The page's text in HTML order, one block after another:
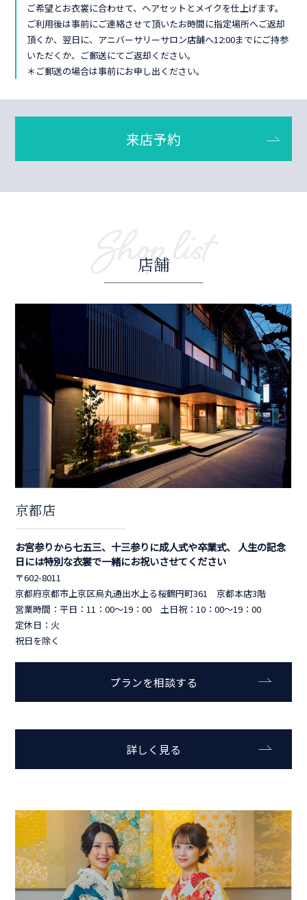
ご希望とお衣裳に合わせて、ヘアセットとメイクを仕上げます。
ご利用後は事前にご連絡させて頂いたお時間に指定場所へご返却
頂くか、翌日に、アニバーサリーサロン店舗へ12:00までにご持参
いただくか、ご郵送にてご返却ください。
＊ご郵送の場合は事前にお申し出ください。
来店予約
Shop list
店舗
京都店
お宮参りから七五三、十三参りに成人式や卒業式、 人生の記念
日には特別な衣裳で一緒にお祝いさせてください
〒602-8011
京都府京都市上京区烏丸通出水上る桜鶴円町361 京都本店3階
営業時間：平日：11：00～19：00 土日祝：10：00～19：00
定休日：火
祝日を除く
プランを相談する
詳しく見る